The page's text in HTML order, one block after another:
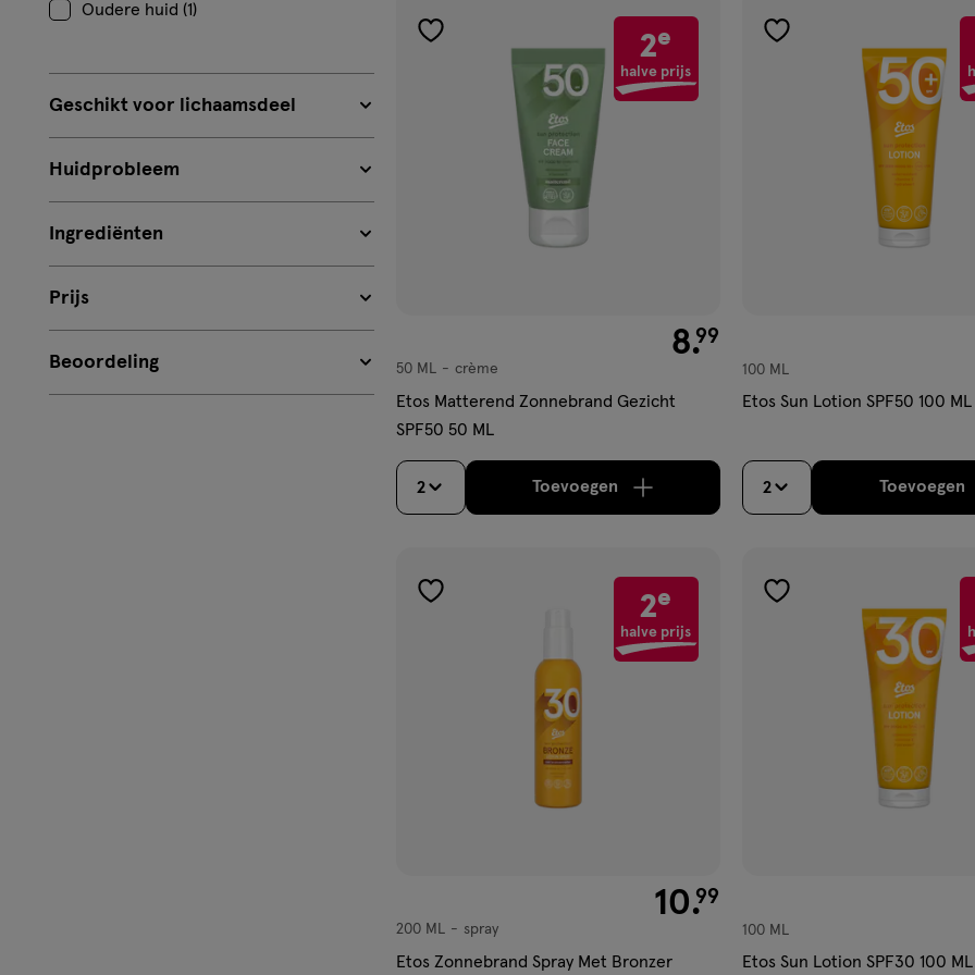
Oudere huid (1)
Geschikt voor lichaamsdeel
Huidprobleem
Ingrediënten
Prijs
Beoordeling
2e
halve prijs
toevoegen
€ 8.99
8.99
crème
50 ML crème
Etos Matterend Zonnebrand Gezicht
SPF50 50 ML
2 Toevoegenverhoog aantal met één, Limiet bereikt.Je kan
toevoegen
100 ML
Etos Sun Lotion SPF50 100 ML
2 Toevoegen
2e
halve prijs
toevoegen
€ 10.99
10.99
spray
200 ML spray
Etos Zonnebrand Spray Met Bronzer
toevoegen
100 ML
Etos Sun Lotion SPF30 100 ML